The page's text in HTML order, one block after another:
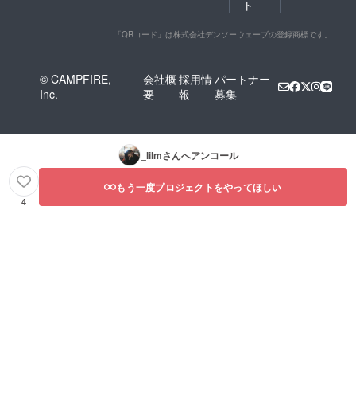
ト
「QRコード」は株式会社デンソーウェーブの登録商標です。
© CAMPFIRE,
Inc.
会社概
要
採用情
報
パートナー
募集
_lilmさんへアンコール
4
もう一度プロジェクトをやってほしい